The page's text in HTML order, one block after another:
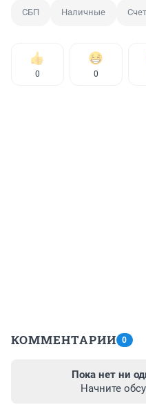
СБП Наличные Счет
0 0
КОММЕНТАРИИ 0
Пока нет ни
Начните